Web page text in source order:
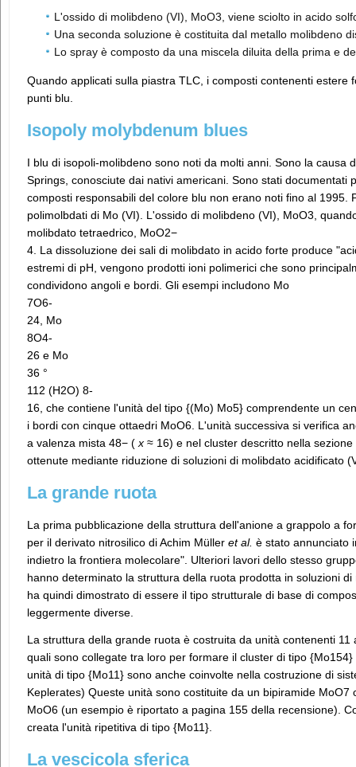
L'ossido di molibdeno (VI), MoO3, viene sciolto in acido
Una seconda soluzione è costituita dal metallo molibdeno
Lo spray è composto da una miscela diluita della prima e
Quando applicati sulla piastra TLC, i composti contenenti estere
punti blu.
Isopoly molybdenum blues
I blu di isopoli-molibdeno sono noti da molti anni. Sono la causa
Springs, conosciute dai nativi americani. Sono stati documentati
composti responsabili del colore blu non erano noti fino al 1995.
polimolbdati di Mo (VI). L'ossido di molibdeno (VI), MoO3,
molibdato tetraedrico, MoO2−
4. La dissoluzione dei sali di molibdato in acido forte produce
estremi di pH, vengono prodotti ioni polimerici che sono
condividono angoli e bordi. Gli esempi includono Mo
7O6-
24, Mo
8O4-
26 e Mo
36 °
112 (H2O) 8-
16, che contiene l'unità del tipo {(Mo) Mo5} comprendente un
i bordi con cinque ottaedri MoO6. L'unità successiva si verifica
a valenza mista 48− ( x ≈ 16) e nel cluster descritto nella
ottenute mediante riduzione di soluzioni di molibdato acidificato
La grande ruota
La prima pubblicazione della struttura dell'anione a grappolo a
per il derivato nitrosilico di Achim Müller et al. è stato annunciato
indietro la frontiera molecolare". Ulteriori lavori dello stesso
hanno determinato la struttura della ruota prodotta in soluzioni
ha quindi dimostrato di essere il tipo strutturale di base di
leggermente diverse.
La struttura della grande ruota è costruita da unità contenenti
quali sono collegate tra loro per formare il cluster di tipo
unità di tipo {Mo11} sono anche coinvolte nella costruzione di
Keplerates) Queste unità sono costituite da un bipiramide
MoO6 (un esempio è riportato a pagina 155 della recensione).
creata l'unità ripetitiva di tipo {Mo11}.
La vescicola sferica